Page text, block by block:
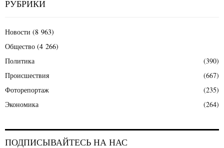
РУБРИКИ
Новости (8 963)
Общество (4 266)
Политика
(390)
Происшествия
(667)
Фоторепортаж
(235)
Экономика
(264)
ПОДПИСЫВАЙТЕСЬ НА НАС